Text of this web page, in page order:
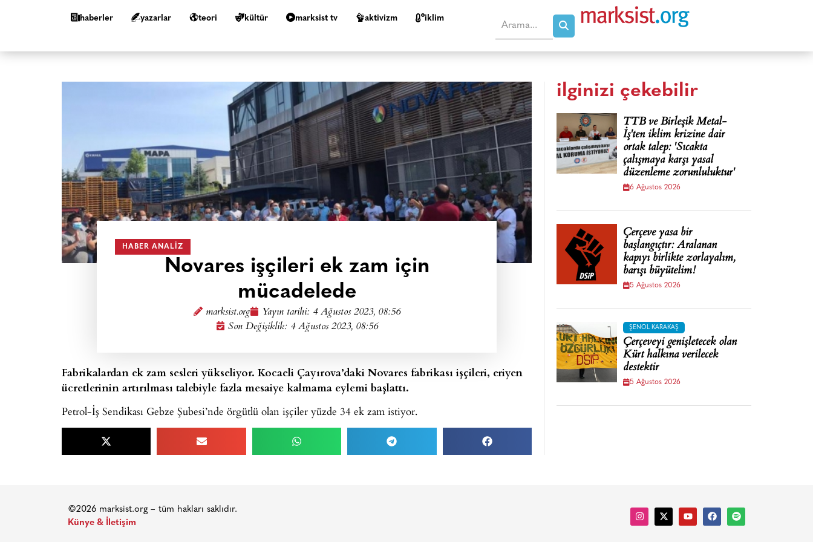
haberler yazarlar teori kültür marksist tv aktivizm i̇klim
HABER ANALIZ
Novares işçileri ek zam için
mücadelede
marksist.org Yayın tarihi: 4 Ağustos 2023, 08:56
Son Değişiklik: 4 Ağustos 2023, 08:56
Fabrikalardan ek zam sesleri yükseliyor. Kocaeli Çayırova’daki Novares fabrikası işçileri, eriyen
ücretlerinin artırılması talebiyle fazla mesaiye kalmama eylemi başlattı.
Petrol-İş Sendikası Gebze Şubesi’nde örgütlü olan işçiler yüzde 34 ek zam istiyor.
ilginizi çekebilir
TTB ve Birleşik Metal-
İş'ten iklim krizine dair
ortak talep: 'Sıcakta
çalışmaya karşı yasal
düzenleme zorunluluktur'
6 Ağustos 2026
Çerçeve yasa bir
başlangıçtır: Aralanan
kapıyı birlikte zorlayalım,
barışı büyütelim!
5 Ağustos 2026
ŞENOL KARAKAŞ
Çerçeveyi genişletecek olan
Kürt halkına verilecek
destektir
5 Ağustos 2026
©2026 marksist.org – tüm hakları saklıdır.
Künye & İletişim